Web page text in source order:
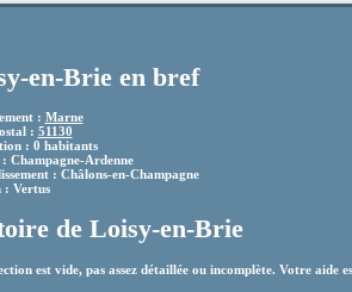
en-Brie en bref
: Marne
: 51130
: 0 habitants
Champagne-Ardenne
: Châlons-en-Champagne
: Vertus
de Loisy-en-Brie
est vide, pas assez détaillée ou incomplète. Votre aide